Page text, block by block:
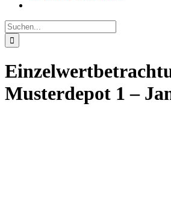
Suche
nach:
Musterdepot 1 –